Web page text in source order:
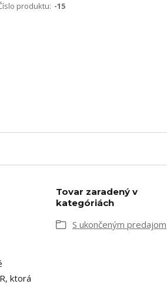
produktu: -15
ktorá
Tovar zaradený v
kategóriách
S ukončeným predajom